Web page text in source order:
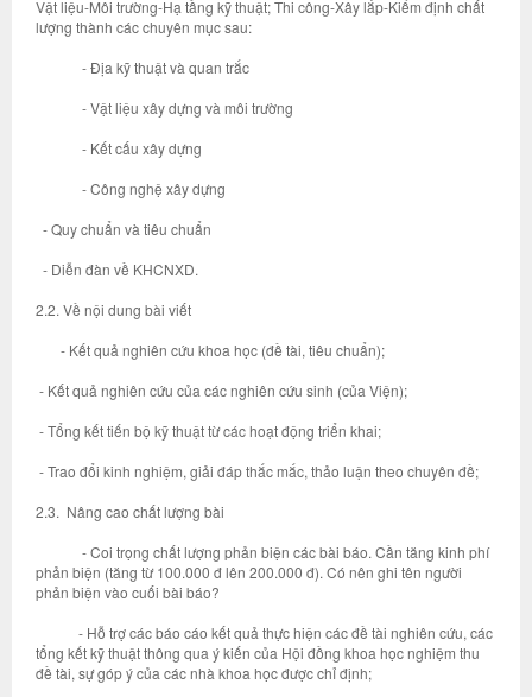
Vật liệu-Môi trường-Hạ tầng kỹ thuật; Thi công-Xây lắp-Kiểm định chất
lượng thành các chuyên mục sau:
- Địa kỹ thuật và quan trắc
- Vật liệu xây dựng và môi trường
- Kết cấu xây dựng
- Công nghệ xây dựng
- Quy chuẩn và tiêu chuẩn
- Diễn đàn về KHCNXD.
2.2. Về nội dung bài viết
- Kết quả nghiên cứu khoa học (đề tài, tiêu chuẩn);
- Kết quả nghiên cứu của các nghiên cứu sinh (của Viện);
- Tổng kết tiến bộ kỹ thuật từ các hoạt động triển khai;
- Trao đổi kinh nghiệm, giải đáp thắc mắc, thảo luận theo chuyên đề;
2.3. Nâng cao chất lượng bài
- Coi trọng chất lượng phản biện các bài báo. Cần tăng kinh phí
phản biện (tăng từ 100.000 đ lên 200.000 đ). Có nên ghi tên người
phản biện vào cuối bài báo?
- Hỗ trợ các báo cáo kết quả thực hiện các đề tài nghiên cứu, các
tổng kết kỹ thuật thông qua ý kiến của Hội đồng khoa học nghiệm thu
đề tài, sự góp ý của các nhà khoa học được chỉ định;